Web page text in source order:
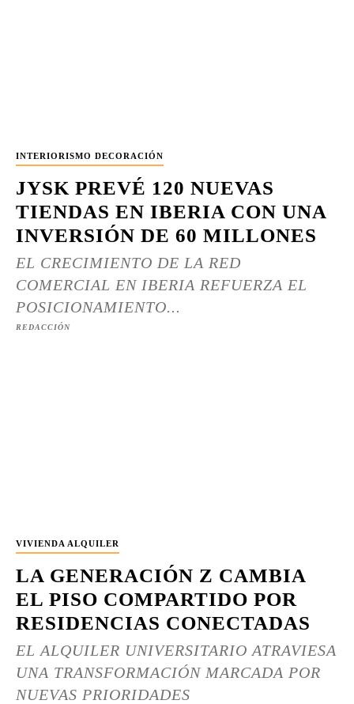
INTERIORISMO DECORACIÓN
JYSK PREVÉ 120 NUEVAS
TIENDAS EN IBERIA CON UNA
INVERSIÓN DE 60 MILLONES
EL CRECIMIENTO DE LA RED
COMERCIAL EN IBERIA REFUERZA EL
POSICIONAMIENTO...
REDACCIÓN
VIVIENDA ALQUILER
LA GENERACIÓN Z CAMBIA
EL PISO COMPARTIDO POR
RESIDENCIAS CONECTADAS
EL ALQUILER UNIVERSITARIO ATRAVIESA
UNA TRANSFORMACIÓN MARCADA POR
NUEVAS PRIORIDADES